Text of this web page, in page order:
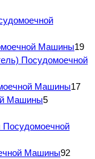
Машины19
Посудомоечной
Машины17
Машины5
Посудомоечной
Машины92